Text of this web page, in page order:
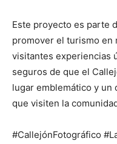
Este proyecto es parte
promover el turismo en
visitantes experiencias
seguros de que el
lugar emblemático y
que visiten la
#CallejónFotográfico